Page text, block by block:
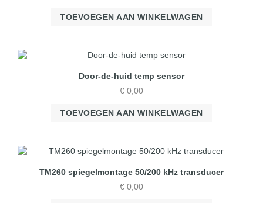
TOEVOEGEN AAN WINKELWAGEN
Door-de-huid temp sensor
€ 0,00
TOEVOEGEN AAN WINKELWAGEN
TM260 spiegelmontage 50/200 kHz transducer
€ 0,00